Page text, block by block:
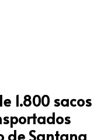
1.800 sacos
de Santana